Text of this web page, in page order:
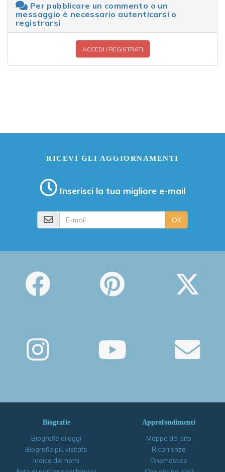
Per pubblicare un commento o un
messaggio è necessario autenticarsi o
registrarsi
ACCEDI / REGISTRATI
RICEVI GLI AGGIORNAMENTI
Inserisci la tua migliore e-mail
OK
Biografie
Biografie di oggi
Biografie più visitate
Indice dei nomi
Approfondimenti
Mappa del sito
Ricorrenze
Onomastico